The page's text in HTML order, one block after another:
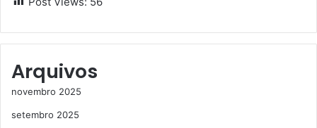
Arquivos
novembro 2025
setembro 2025